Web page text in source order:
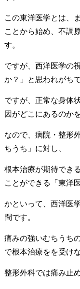
この東洋医学とは、
ことから始め、不調
す。
ですが、西洋医学の
か？」と思われがちで
ですが、正常な身体
因がどこにあるのか
なので、病院・整形
ちうち」に対し、
根本治療が期待でき
ことができる「東洋
かといって、西洋医
問です。
痛みの強いむちうち
で根本治療をを受け
整形外科では痛み止